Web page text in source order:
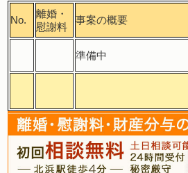
No.
離婚・
慰謝料
事案の概要
準備中